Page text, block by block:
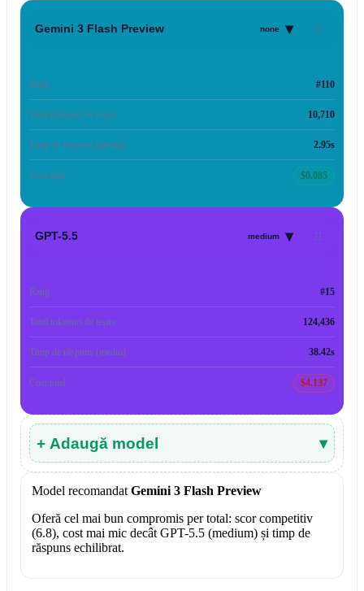
Gemini 3 Flash Preview none ▾
Rang #110
Total tokenuri de ieșire 10,710
Timp de răspuns (mediu) 2.95s
Cost total $0.085
GPT-5.5 medium ▾
Rang #15
Total tokenuri de ieșire 124,436
Timp de răspuns (mediu) 38.42s
Cost total $4.137
+ Adaugă model ▾
Model recomandat Gemini 3 Flash Preview
Oferă cel mai bun compromis per total: scor competitiv
(6.8), cost mai mic decât GPT-5.5 (medium) și timp de
răspuns echilibrat.